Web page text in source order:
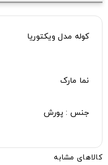
کوله مدل ویکتوریا
نما مارک
جنس : پورش
کالاهای مشابه